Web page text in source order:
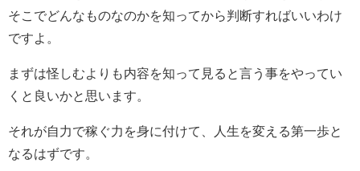
そこでどんなものなのかを知ってから判断すればいいわけ
ですよ。
まずは怪しむよりも内容を知って見ると言う事をやってい
くと良いかと思います。
それが自力で稼ぐ力を身に付けて、人生を変える第一歩と
なるはずです。